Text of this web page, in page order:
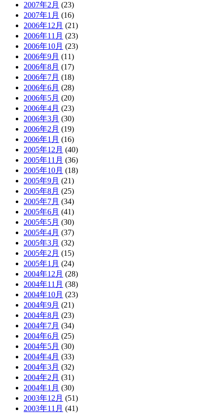
2007年2月 (23)
2007年1月 (16)
2006年12月 (21)
2006年11月 (23)
2006年10月 (23)
2006年9月 (11)
2006年8月 (17)
2006年7月 (18)
2006年6月 (28)
2006年5月 (20)
2006年4月 (23)
2006年3月 (30)
2006年2月 (19)
2006年1月 (16)
2005年12月 (40)
2005年11月 (36)
2005年10月 (18)
2005年9月 (21)
2005年8月 (25)
2005年7月 (34)
2005年6月 (41)
2005年5月 (30)
2005年4月 (37)
2005年3月 (32)
2005年2月 (15)
2005年1月 (24)
2004年12月 (28)
2004年11月 (38)
2004年10月 (23)
2004年9月 (21)
2004年8月 (23)
2004年7月 (34)
2004年6月 (25)
2004年5月 (30)
2004年4月 (33)
2004年3月 (32)
2004年2月 (31)
2004年1月 (30)
2003年12月 (51)
2003年11月 (41)